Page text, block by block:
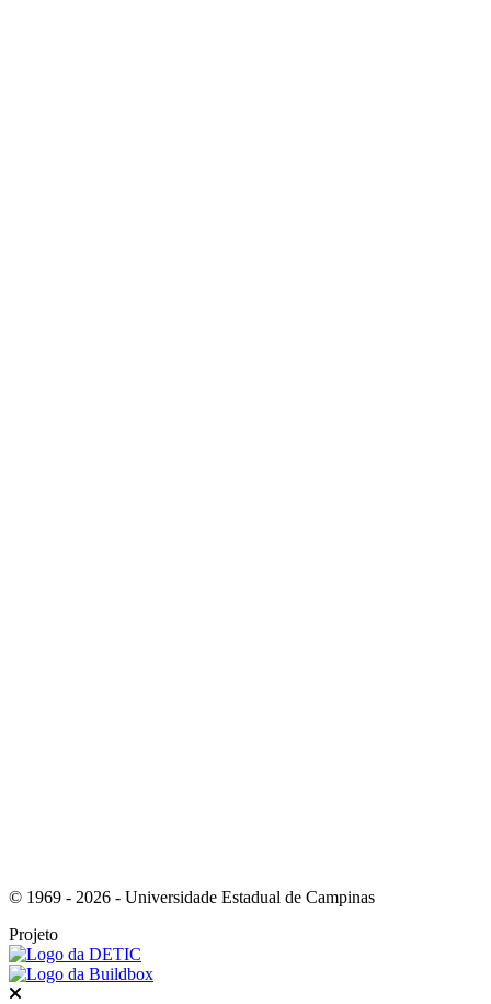
© 1969 - 2026 - Universidade Estadual de Campinas
Projeto